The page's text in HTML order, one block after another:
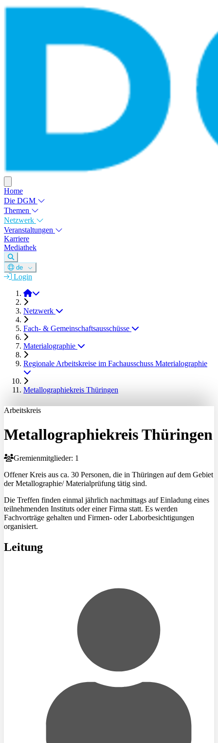
Home
Die DGM
Themen
Netzwerk
Veranstaltungen
Karriere
Mediathek
de
Login
DGM e.V.
Netzwerk
Fach- & Gemeinschaftsausschüsse
Materialographie
Regionale Arbeitskreise im Fachausschuss Materialographie
Metallographiekreis Thüringen
Arbeitskreis
Metallographiekreis Thüringen
Gremienmitglieder: 1
Offener Kreis aus ca. 30 Personen, die in Thüringen auf dem Gebiet
der Metallographie/ Materialprüfung tätig sind.
Die Treffen finden einmal jährlich nachmittags auf Einladung eines
teilnehmenden Instituts oder einer Firma statt. Es werden
Fachvorträge gehalten und Firmen- oder Laborbesichtigungen
organisiert.
Leitung